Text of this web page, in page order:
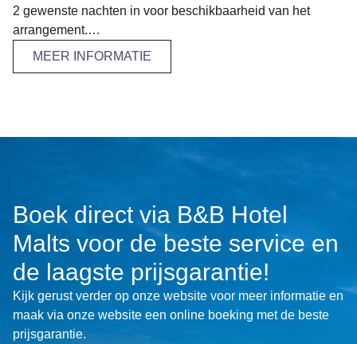
2 gewenste nachten in voor beschikbaarheid van het
arrangement.
Of u kunt ons mailen info@maltshotel.nl of bellen op 023
MEER INFORMATIE
Boek direct via B&B Hotel
Malts voor de beste service en
de laagste prijsgarantie!
Kijk gerust verder op onze website voor meer informatie en
maak via onze website een online boeking met de beste
prijsgarantie.